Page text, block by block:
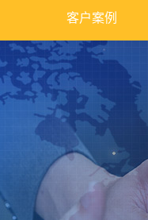
客户案例